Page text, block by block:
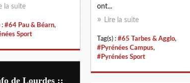
la suite
: #64 Pau & Béarn,
Sport
ont...
Lire la suite
Tag(s) : #65 Tarbes & Agglo,
#Pyrénées Campus,
#Pyrénées Sport
de Lourdes ::